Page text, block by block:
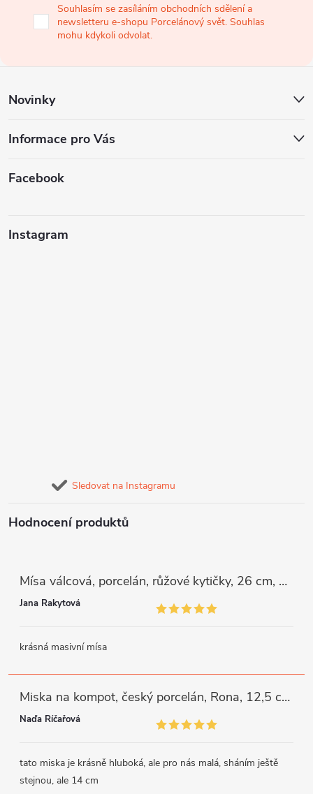
í
Souhlasím se zasíláním obchodních sdělení a
newsletteru e-shopu Porcelánový svět. Souhlas
mohu kdykoli odvolat.
Novinky
Informace pro Vás
Facebook
Instagram
Sledovat na Instagramu
Hodnocení produktů
Mísa válcová, porcelán, růžové kytičky, 26 cm, G. Benedikt
Jana Rakytová
krásná masivní mísa
Miska na kompot, český porcelán, Rona, 12,5 cm, bílý, G. Benedikt
Naďa Říčařová
tato miska je krásně hluboká, ale pro nás malá, sháním ještě
stejnou, ale 14 cm